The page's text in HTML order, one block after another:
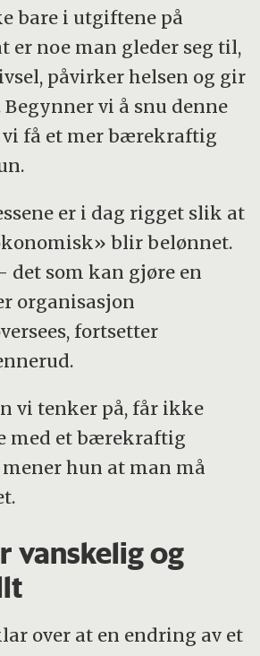
bare i utgiftene på
er noe man gleder seg til,
påvirker helsen og gir
vi å snu denne
få et mer bærekraftig
er i dag rigget slik at
blir belønnet.
det som kan gjøre en
organisasjon
fortsetter
vi tenker på, får ikke
med et bærekraftig
mener hun at man må
vanskelig og
over at en endring av et